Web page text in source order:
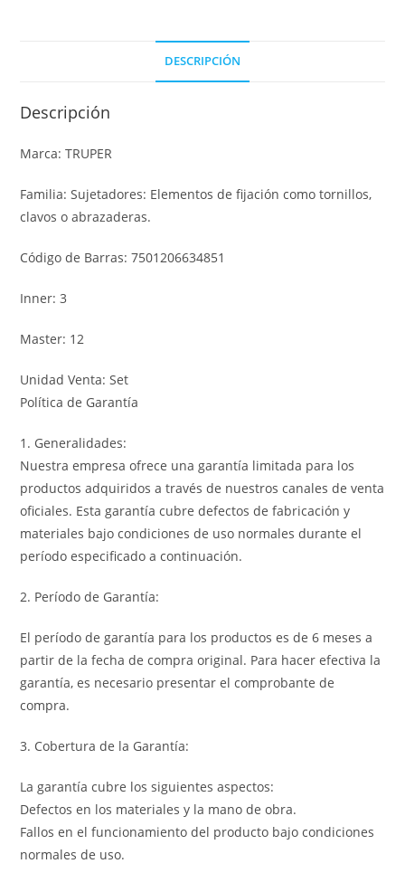
DESCRIPCIÓN
Descripción
Marca: TRUPER
Familia: Sujetadores: Elementos de fijación como tornillos,
clavos o abrazaderas.
Código de Barras: 7501206634851
Inner: 3
Master: 12
Unidad Venta: Set
Política de Garantía
1. Generalidades:
Nuestra empresa ofrece una garantía limitada para los
productos adquiridos a través de nuestros canales de venta
oficiales. Esta garantía cubre defectos de fabricación y
materiales bajo condiciones de uso normales durante el
período especificado a continuación.
2. Período de Garantía:
El período de garantía para los productos es de 6 meses a
partir de la fecha de compra original. Para hacer efectiva la
garantía, es necesario presentar el comprobante de
compra.
3. Cobertura de la Garantía:
La garantía cubre los siguientes aspectos:
Defectos en los materiales y la mano de obra.
Fallos en el funcionamiento del producto bajo condiciones
normales de uso.